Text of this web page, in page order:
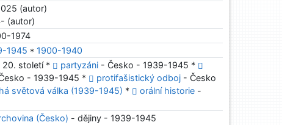
(autor)
(autor)
1974
1945 * 1900-1940
20. století * partyzáni - Česko - 1939-1945 *
- 1939-1945 * protifašistický odboj - Česko
světová válka (1939-1945) * orální historie -
(Česko) - dějiny - 1939-1945